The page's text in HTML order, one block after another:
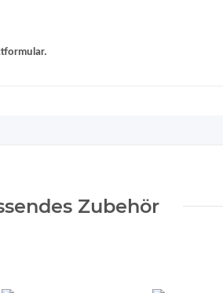
Zubehör